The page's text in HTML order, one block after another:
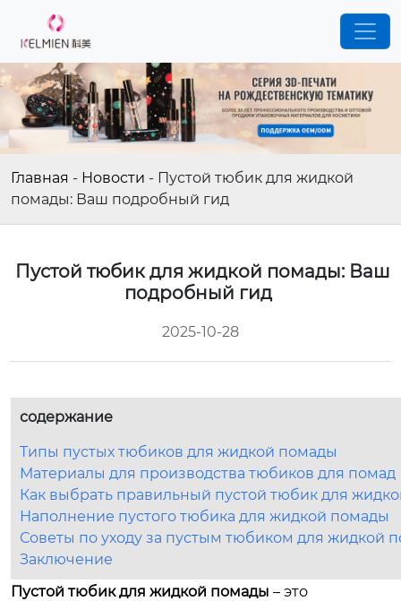
Главная - Новости - Пустой тюбик для жидкой
помады: Ваш подробный гид
Пустой тюбик для жидкой помады: Ваш
подробный гид
2025-10-28
содержание
Типы пустых тюбиков для жидкой помады
Материалы для производства тюбиков для помад
Как выбрать правильный пустой тюбик для
Наполнение пустого тюбика для жидкой помады
Советы по уходу за пустым тюбиком для жидкой
Заключение
Пустой тюбик для жидкой помады – это